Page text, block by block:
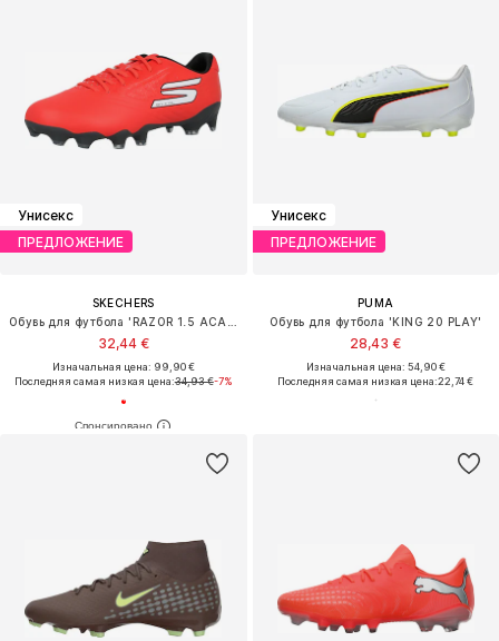
Унисекс
ПРЕДЛОЖЕНИЕ
SKECHERS
32,44 €
Изначальная цена: 99,90 €
Последняя самая низкая цена:34,93 €-7%
Унисекс
ПРЕДЛОЖЕНИЕ
PUMA
Обувь для футбола 'KING 20 PLAY'
28,43 €
Изначальная цена: 54,90 €
Последняя самая низкая цена:22,74 €